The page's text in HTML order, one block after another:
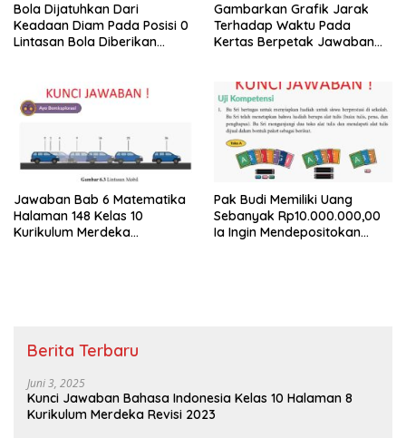
Bola Dijatuhkan Dari
Keadaan Diam Pada Posisi 0
Lintasan Bola Diberikan
Gambarkan Grafik Jarak
Terhadap Waktu Pada
Kertas Berpetak Jawaban
Jawaban Bab 6 Matematika
Halaman 148 Kelas 10
Kurikulum Merdeka
Pak Budi Memiliki Uang
Sebanyak Rp10.000.000,00
Ia Ingin Mendepositokan
Berita Terbaru
Juni 3, 2025
Kunci Jawaban Bahasa Indonesia Kelas 10 Halaman 8
Kurikulum Merdeka Revisi 2023